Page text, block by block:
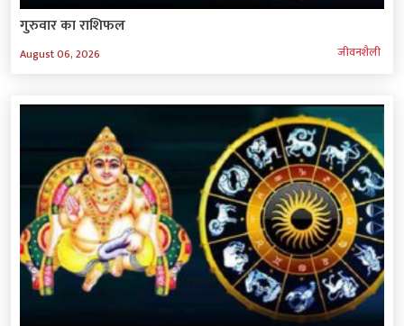
गुरुवार का राशिफल
August 06, 2026 जीवनशैली